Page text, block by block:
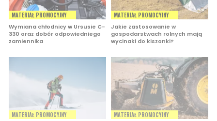
MATERIAŁ PROMOCYJNY
Wymiana chłodnicy w Ursusie C-
330 oraz dobór odpowiedniego
zamiennika
MATERIAŁ PROMOCYJNY
Jakie zastosowanie w
gospodarstwach rolnych mają
wycinaki do kiszonki?
MATERIAŁ PROMOCYJNY
MATERIAŁ PROMOCYJNY